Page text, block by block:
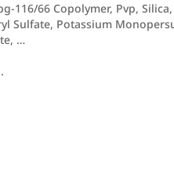
116/66 Copolymer, Pvp,
Sulfate, Potassium
…